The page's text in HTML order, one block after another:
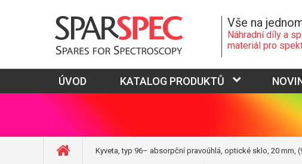
Vše na
Náhradní díly a
materiál pro
ÚVOD KATALOG PRODUKTŮ
Kyveta, typ 96– absorpční pravoúhlá, optické sklo, 20 mm,